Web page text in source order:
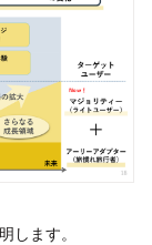
します。